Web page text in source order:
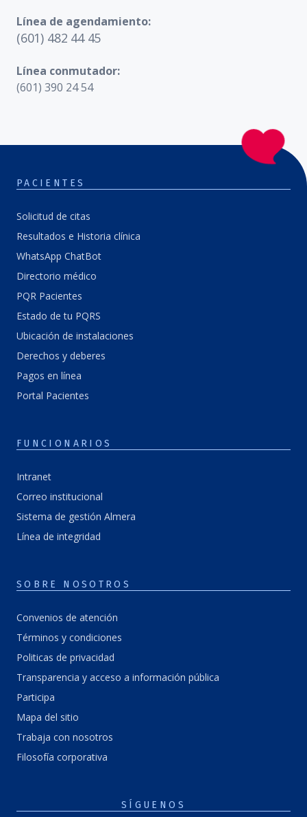
Línea de agendamiento:
(601) 482 44 45
Línea conmutador:
(601) 390 24 54
PACIENTES
Solicitud de citas
Resultados e Historia clínica
WhatsApp ChatBot
Directorio médico
PQR Pacientes
Estado de tu PQRS
Ubicación de instalaciones
Derechos y deberes
Pagos en línea
Portal Pacientes
FUNCIONARIOS
Intranet
Correo institucional
Sistema de gestión Almera
Línea de integridad
SOBRE NOSOTROS
Convenios de atención
Términos y condiciones
Politicas de privacidad
Transparencia y acceso a información pública
Participa
Mapa del sitio
Trabaja con nosotros
Filosofía corporativa
SÍGUENOS